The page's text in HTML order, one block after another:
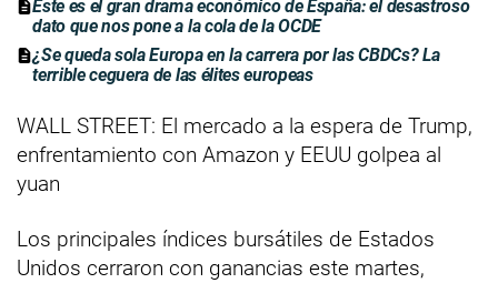
Este es el gran drama económico de España: el desastroso
dato que nos pone a la cola de la OCDE
¿Se queda sola Europa en la carrera por las CBDCs? La
terrible ceguera de las élites europeas
WALL STREET: El mercado a la espera de Trump,
enfrentamiento con Amazon y EEUU golpea al
yuan
Los principales índices bursátiles de Estados
Unidos cerraron con ganancias este martes,